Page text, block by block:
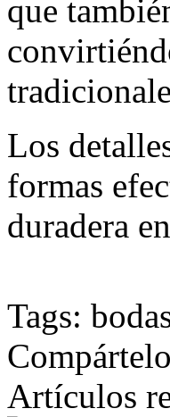
que
Los
formas
duradera
Tags:
Artículos